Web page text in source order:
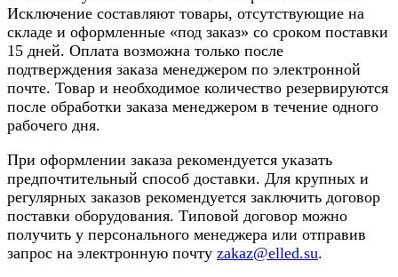
Исключение составляют товары, отсутствующие на
складе и оформленные «под заказ» со сроком поставки
15 дней. Оплата возможна только после
подтверждения заказа менеджером по электронной
почте. Товар и необходимое количество резервируются
после обработки заказа менеджером в течение одного
рабочего дня.
При оформлении заказа рекомендуется указать
предпочтительный способ доставки. Для крупных и
регулярных заказов рекомендуется заключить договор
поставки оборудования. Типовой договор можно
получить у персонального менеджера или отправив
запрос на электронную почту zakaz@elled.su.